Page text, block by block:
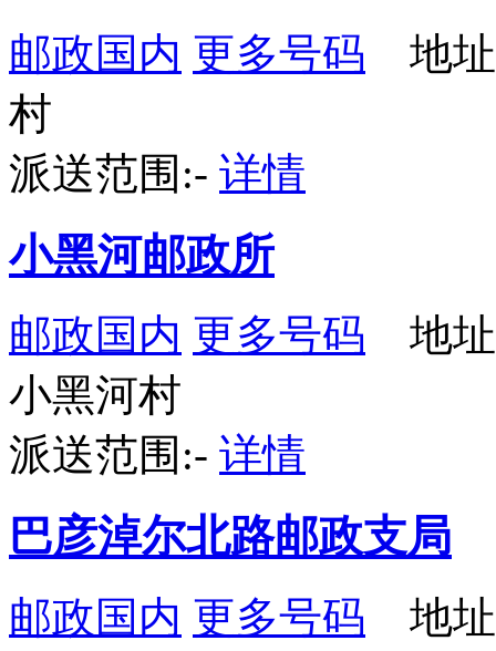
邮政国内 更多号码 地址
村
派送范围:- 详情
小黑河邮政所
邮政国内 更多号码 地址
小黑河村
派送范围:- 详情
巴彦淖尔北路邮政支局
邮政国内 更多号码 地址